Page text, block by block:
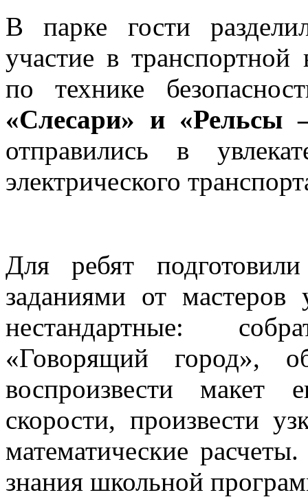
В парке гости
участие в транспортной
по технике
«Слесари» и
отправились в
электрического
Для ребят
заданиями от
нестандартные:
«Говорящий город»,
воспроизвести макет
скорости, произвести
математические
знания школьной